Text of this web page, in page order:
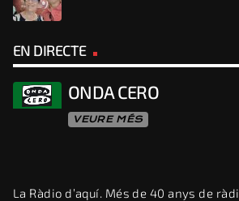
EN DIRECTE
ONDA CERO
VEURE MÉS
La Ràdio d’aquí. Més de 40 anys de